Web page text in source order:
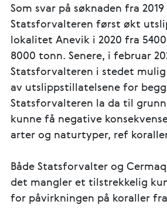
Som svar på søknaden fra
Statsforvalteren først økt
lokalitet Anevik i 2020 fra
8000 tonn. Senere, i februar
Statsforvalteren i stedet
av utslippstillatelsene for
Statsforvalteren la da til
kunne få negative
arter og naturtyper, ref
Både Statsforvalter og
det mangler et tilstrekkelig
for påvirkningen på koraller